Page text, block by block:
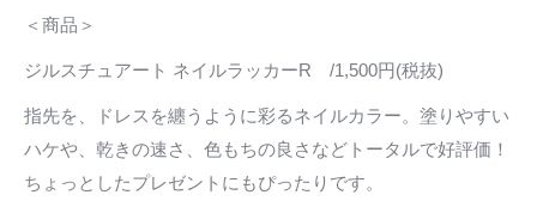
＜商品＞
ジルスチュアート ネイルラッカーR /1,500円(税抜)
指先を、ドレスを纏うように彩るネイルカラー。塗りやすい
ハケや、乾きの速さ、色もちの良さなどトータルで好評価！
ちょっとしたプレゼントにもぴったりです。